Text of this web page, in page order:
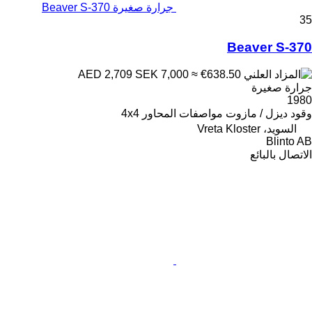
جرارة صغيرة Beaver S-370
35
Beaver S-370
SEK 7,000 ≈ €638.50
جرارة صغيرة
1980
وقود ديزل / مازوت مواصفات المحاور 4x4
السويد، Vreta Kloster
Blinto AB
الاتصال بالبائع